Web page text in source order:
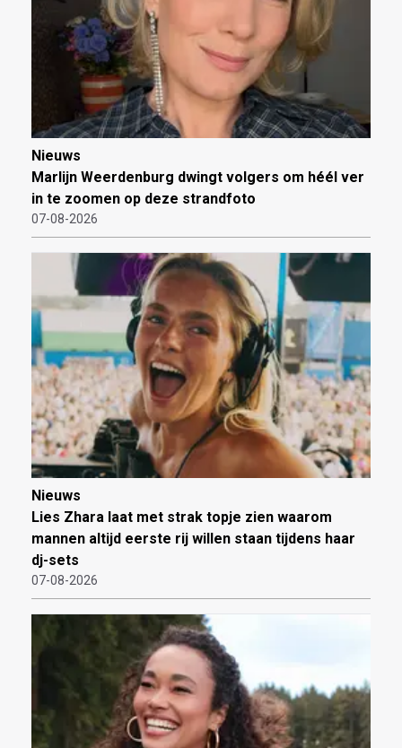
Nieuws
Marlijn Weerdenburg dwingt volgers om héél ver
in te zoomen op deze strandfoto
07-08-2026
Nieuws
Lies Zhara laat met strak topje zien waarom
mannen altijd eerste rij willen staan tijdens haar
dj-sets
07-08-2026